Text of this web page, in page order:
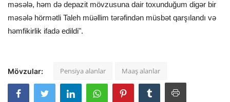
məsələ, həm də depazit mövzusuna dair toxunduğum digər bir
məsələ hörmətli Taleh müəllim tərəfindən müsbət qarşılandı və
həmfikirlik ifadə edildi".
Mövzular: Pensiya alanlar Maaş alanlar